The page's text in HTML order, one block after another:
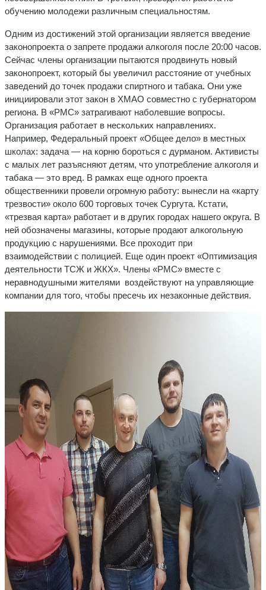
обучению молодежи различным специальностям.
Одним из достижений этой организации является введение
законопроекта о запрете продажи алкоголя после 20:00 часов.
Сейчас члены организации пытаются продвинуть новый
законопроект, который бы увеличил расстояние от учебных
заведений до точек продажи спиртного и табака. Они уже
инициировали этот закон в ХМАО совместно с губернатором
региона. В «РМС» затрагивают наболевшие вопросы.
Организация работает в нескольких направлениях.
Например, Федеральный проект «Общее дело» в местных
школах: задача — на корню бороться с дурманом. Активисты
с малых лет разъясняют детям, что употребление алкоголя и
табака — это вред. В рамках еще одного проекта
общественники провели огромную работу: вынесли на «карту
трезвости» около 600 торговых точек Сургута. Кстати,
«трезвая карта» работает и в других городах нашего округа. В
ней обозначены магазины, которые продают алкогольную
продукцию с нарушениями. Все проходит при
взаимодействии с полицией. Еще один проект «Оптимизация
деятельности ТСЖ и ЖКХ». Члены «РМС» вместе с
неравнодушными жителями воздействуют на управляющие
компании для того, чтобы пресечь их незаконные действия.